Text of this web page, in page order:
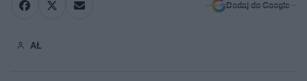
Dodaj do Google
AŁ